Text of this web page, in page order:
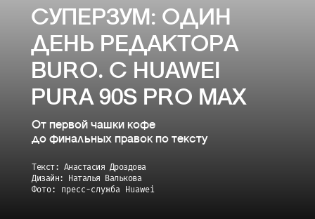
СУПЕРЗУМ: ОДИН
ДЕНЬ РЕДАКТОРА
BURO. С HUAWEI
PURA 90S PRO MAX
От первой чашки кофе
до финальных правок по тексту
Текст: Анастасия Дроздова
Дизайн: Наталья Валькова
Фото: пресс-служба Huawei